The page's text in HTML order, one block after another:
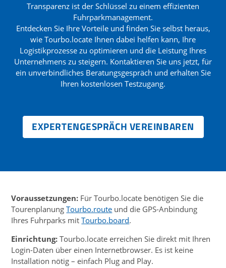
Transparenz ist der Schlüssel zu einem effizienten
Fuhrparkmanagement.
Entdecken Sie Ihre Vorteile und finden Sie selbst heraus,
wie Tourbo.locate Ihnen dabei helfen kann, Ihre
Logistikprozesse zu optimieren und die Leistung Ihres
Unternehmens zu steigern. Kontaktieren Sie uns jetzt, für
ein unverbindliches Beratungsgespräch und erhalten Sie
Ihren kostenlosen Testzugang.
EXPERTENGESPRÄCH VEREINBAREN
Voraussetzungen: Für Tourbo.locate benötigen Sie die
TourenplanungTourbo.route und die GPS-Anbindung
Ihres Fuhrparks mitTourbo.board.
Einrichtung:Tourbo.locate erreichen Sie direkt mit Ihren
Login-Daten über einen Internetbrowser. Es ist keine
Installation nötig – einfach Plug and Play.